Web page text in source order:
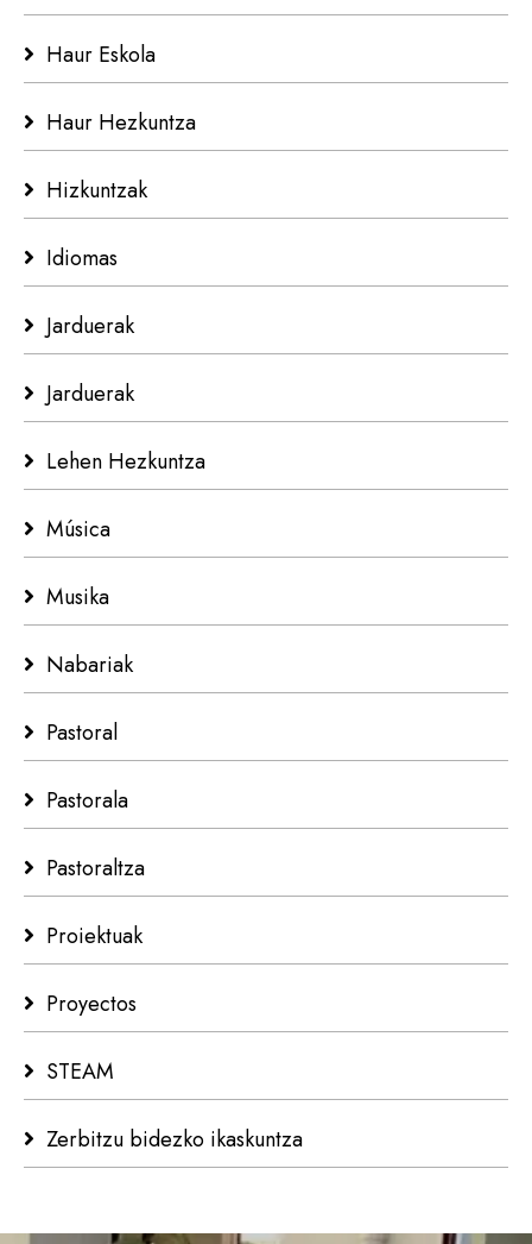
Haur Eskola
Haur Hezkuntza
Hizkuntzak
Idiomas
Jarduerak
Jarduerak
Lehen Hezkuntza
Música
Musika
Nabariak
Pastoral
Pastorala
Pastoraltza
Proiektuak
Proyectos
STEAM
Zerbitzu bidezko ikaskuntza